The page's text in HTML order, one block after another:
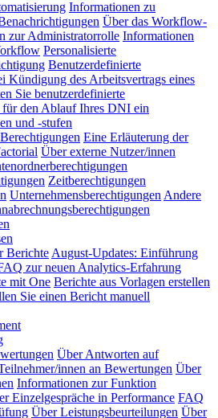
Informationen zu
Über das Workflow-
zur Administratorrolle Informationen
Personalisierte
Benutzerdefinierte
Kündigung des Arbeitsvertrags eines
Sie benutzerdefinierte
den Ablauf Ihres DNI ein
und -stufen
Eine Erläuterung der
Über externe Nutzer/innen
Zeitberechtigungen
Unternehmensberechtigungen Andere
Berichte August-Updates: Einführung
zur neuen Analytics-Erfahrung
mit One Berichte aus Vorlagen erstellen
Sie einen Bericht manuell
Über Antworten auf
innen an Bewertungen Über
Informationen zur Funktion
Einzelgespräche in Performance FAQ
Über Leistungsbeurteilungen Über